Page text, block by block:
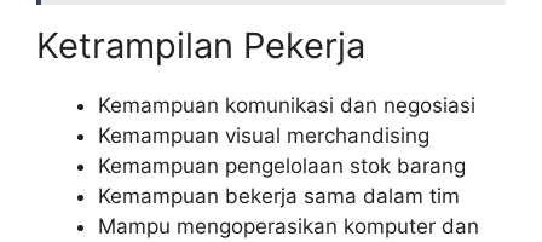
Ketrampilan Pekerja
Kemampuan komunikasi dan negosiasi
Kemampuan visual merchandising
Kemampuan pengelolaan stok barang
Kemampuan bekerja sama dalam tim
Mampu mengoperasikan komputer dan